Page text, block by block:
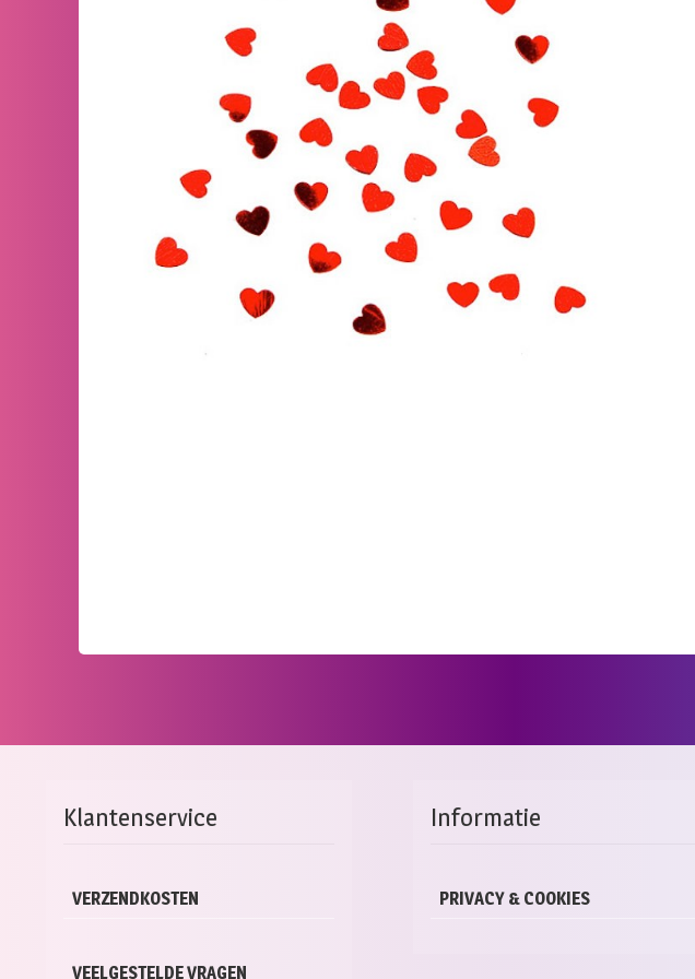
Klantenservice
VERZENDKOSTEN
VEELGESTELDE VRAGEN
Informatie
PRIVACY & COOKIES